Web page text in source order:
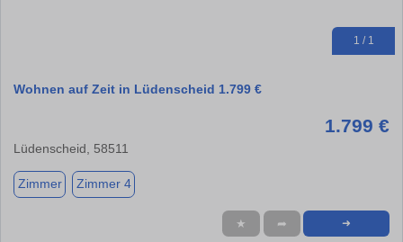
1 / 1
Wohnen auf Zeit in Lüdenscheid 1.799 €
1.799 €
Lüdenscheid, 58511
Zimmer Zimmer 4
★ ➦ ➜